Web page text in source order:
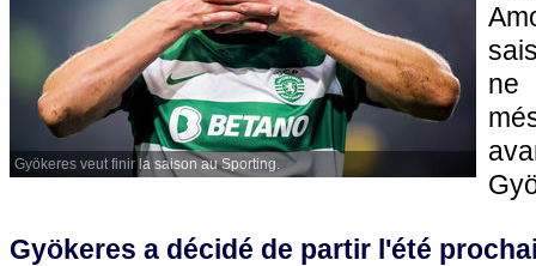
Gyökeres veut finir la saison au Sporting.
ne
Gyökeres a décidé de partir l'été